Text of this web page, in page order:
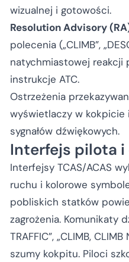
wizualnej i gotowości.
Resolution Advisory
polecenia („CLIMB”,
natychmiastowej reakcji
instrukcje ATC.
Ostrzeżenia
wyświetlaczy w kokpicie
sygnałów dźwiękowych.
Interfejs pilota i
Interfejsy TCAS/ACAS
ruchu i kolorowe
pobliskich statków
zagrożenia. Komunikaty
TRAFFIC”, „CLIMB,
szumy kokpitu. Piloci